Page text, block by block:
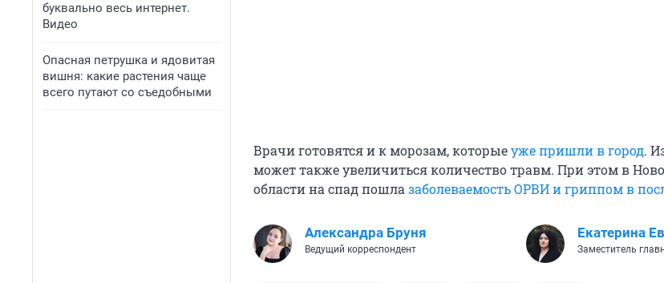
буквально весь интернет.
Видео
Опасная петрушка и ядовитая
вишня: какие растения чаще
всего путают со съедобными
Врачи готовятся и к морозам, которыеуже пришли в город.
может также увеличиться количество травм. При этом в
области на спад пошла заболеваемость ОРВИ и гриппом в
Александра Бруня
Ведущий корреспондент
Екатерина
Заместитель